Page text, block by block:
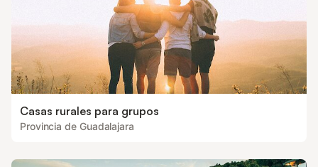
Casas rurales para grupos
Provincia de Guadalajara